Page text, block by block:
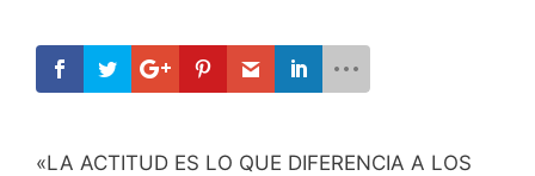
«LA ACTITUD ES LO QUE DIFERENCIA A LOS